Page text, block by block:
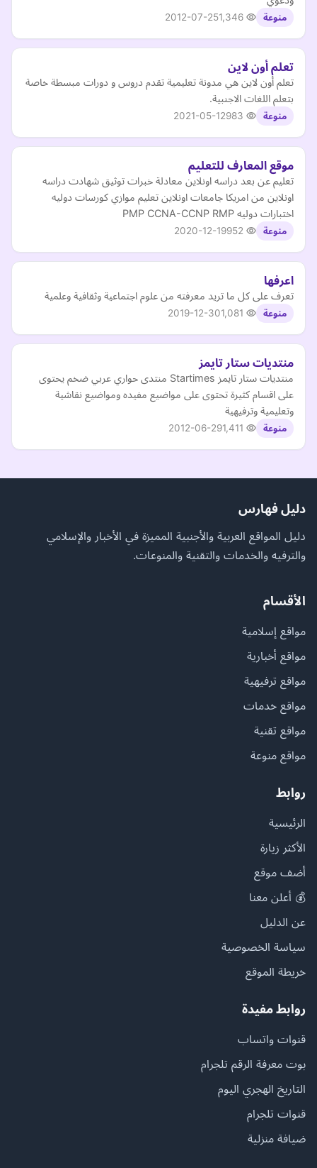
منوعة 2012-07-25
تعلم أون لاين
تعلم أون لاين هي مدونة تعليمية تقدم دروس و دورات مبسطة خاصة
بتعلم اللغات الاجنبية.
منوعة 2021-05-12
موقع المعارف للتعليم
تعليم عن بعد دراسه اونلاين معادلة خبرات توثيق شهادت دراسه
اونلاين من امريكا جامعات اونلاين تعليم موازي كورسات دوليه
اختبارات دوليه PMP CCNA-CCNP RMP
منوعة 2020-12-19
اعرفها
تعرف على كل ما تريد معرفته من علوم اجتماعية وثقافية وعلمية
منوعة 2019-12-30
منتديات ستار تايمز
منتديات ستار تايمز Startimes منتدى حواري عربي ضخم يحتوى
على اقسام كثيرة تحتوى على مواضيع مفيده ومواضيع نقاشية
وتعليمية وترفيهية
منوعة 2012-06-29
دليل فهارس
دليل المواقع العربية والأجنبية المميزة في الأخبار والإسلامي
والترفيه والخدمات والتقنية والمنوعات.
الأقسام
مواقع إسلامية
مواقع أخبارية
مواقع ترفيهية
مواقع خدمات
مواقع تقنية
مواقع منوعة
روابط
الرئيسية
الأكثر زيارة
أضف موقع
💰 أعلن معنا
عن الدليل
سياسة الخصوصية
خريطة الموقع
روابط مفيدة
قنوات واتساب
بوت معرفة الرقم تلجرام
التاريخ الهجري اليوم
قنوات تلجرام
ضيافة منزلية